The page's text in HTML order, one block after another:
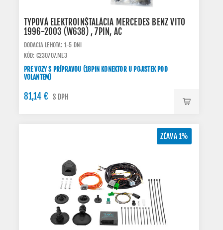
TYPOVÁ ELEKTROINŠTALÁCIA MERCEDES BENZ VITO
1996-2003 (W638) , 7PIN, AC
DODACIA LEHOTA: 1-5 DNI
KÓD: C230707.ME3
PRE VOZY S PRÍPRAVOU (18PIN KONEKTOR U POJISTEK POD
VOLANTEM)
81,14 € S DPH
ZĽAVA 1%